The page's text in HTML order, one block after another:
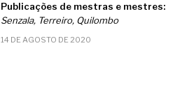
Publicações de mestras e mestres:
Senzala, Terreiro, Quilombo
14 DE AGOSTO DE 2020